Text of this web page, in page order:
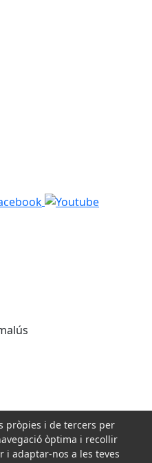
pròpies i de tercers per
òptima i recollir
adaptar-nos a les teves